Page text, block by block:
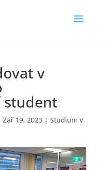
v
student
Zář 19, 2023| Studium v